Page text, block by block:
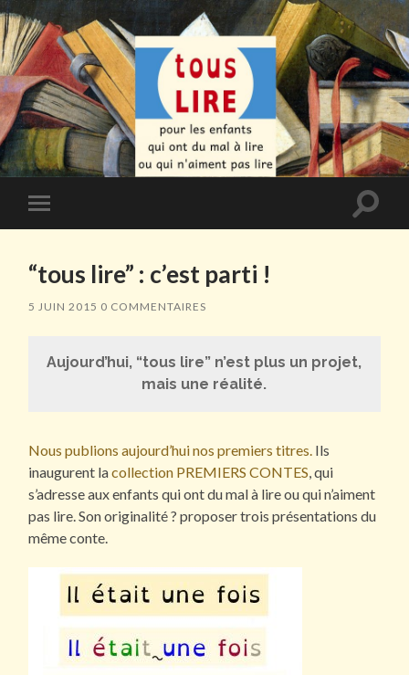
Toggle
mobile
Toggle
“tous lire” : c’est parti !
5 JUIN 2015 0 COMMENTAIRES
Aujourd’hui, “tous lire” n’est plus un projet,
mais une réalité.
Nous publions aujourd’hui nos premiers titres. Ils
inaugurent lacollection PREMIERS CONTES , qui
s’adresse aux enfants qui ont du mal à lire ou qui n’aiment
pas lire. Son originalité ? proposer trois présentations du
même conte.